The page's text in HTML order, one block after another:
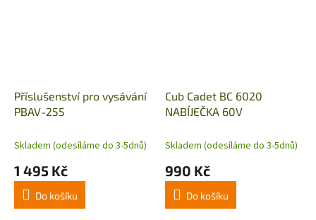
Příslušenství pro vysávání
PBAV-255
Skladem (odesíláme do 3-5dnů)
1 495 Kč
Do košíku
Cub Cadet BC 6020
NABÍJEČKA 60V
Skladem (odesíláme do 3-5dnů)
990 Kč
Do košíku